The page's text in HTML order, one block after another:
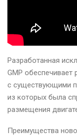
Разработанная
GMP
с существующими
из которых была
размещения
Преимущества